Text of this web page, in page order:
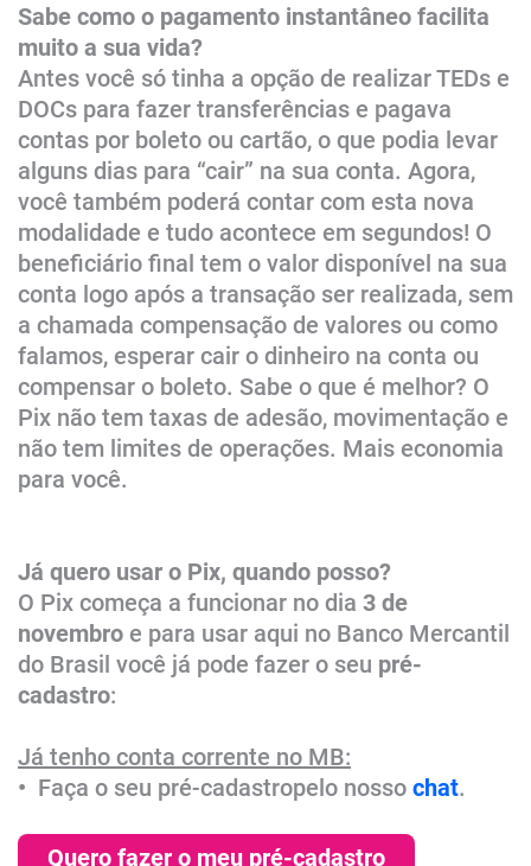
Sabe como o pagamento instantâneo facilita
muito a sua vida?
Antes você só tinha a opção de realizar TEDs e
DOCs para fazer transferências e pagava
contas por boleto ou cartão, o que podia levar
alguns dias para “cair” na sua conta. Agora,
você também poderá contar com esta nova
modalidade e tudo acontece em segundos! O
beneficiário final tem o valor disponível na sua
conta logo após a transação ser realizada, sem
a chamada compensação de valores ou como
falamos, esperar cair o dinheiro na conta ou
compensar o boleto. Sabe o que é melhor? O
Pix não tem taxas de adesão, movimentação e
não tem limites de operações. Mais economia
para você.
Já quero usar o Pix, quando posso?
O Pix começa a funcionar no dia 3 de
novembro e para usar aqui no Banco Mercantil
do Brasil você já pode fazer o seu pré-
cadastro:
Já tenho conta corrente no MB:
​• Faça o seu pré-cadastropelo nosso chat.
Quero fazer o meu​ pré-cadastro​​